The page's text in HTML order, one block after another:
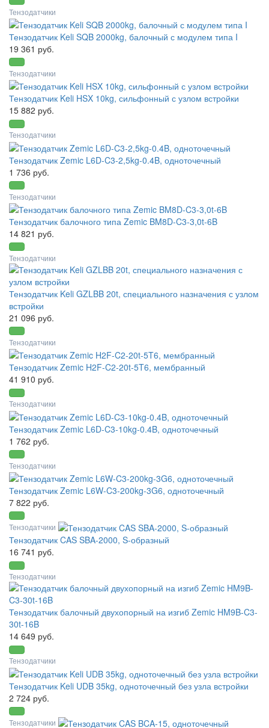
Тензодатчики
Тензодатчик Keli SQB 2000kg, балочный с модулем типа I
19 361 руб.
Тензодатчики
Тензодатчик Keli HSX 10kg, сильфонный с узлом встройки
15 882 руб.
Тензодатчики
Тензодатчик Zemic L6D-C3-2,5kg-0.4B, одноточечный
1 736 руб.
Тензодатчики
Тензодатчик балочного типа Zemic BM8D-C3-3,0t-6B
14 821 руб.
Тензодатчики
Тензодатчик Keli GZLBB 20t, специального назначения с узлом
встройки
21 096 руб.
Тензодатчики
Тензодатчик Zemic H2F-C2-20t-5T6, мембранный
41 910 руб.
Тензодатчики
Тензодатчик Zemic L6D-C3-10kg-0.4B, одноточечный
1 762 руб.
Тензодатчики
Тензодатчик Zemic L6W-C3-200kg-3G6, одноточечный
7 822 руб.
Тензодатчики
Тензодатчик CAS SBA-2000, S-образный
16 741 руб.
Тензодатчики
Тензодатчик балочный двухопорный на изгиб Zemic HM9B-C3-
30t-16B
14 649 руб.
Тензодатчики
Тензодатчик Keli UDB 35kg, одноточечный без узла встройки
2 724 руб.
Тензодатчики